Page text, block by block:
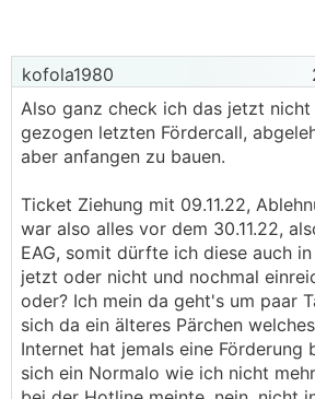
lGkofola1980
Also ganz check ich das jetzt nicht
gezogen letzten Fördercall,
aber anfangen zu bauen.
Ticket Ziehung mit 09.11.22,
war also alles vor dem 30.11.22,
EAG, somit dürfte ich diese auch
jetzt oder nicht und nochmal
oder? Ich mein da geht's um paar
sich da ein älteres Pärchen
Internet hat jemals eine Förderung
sich ein Normalo wie ich nicht